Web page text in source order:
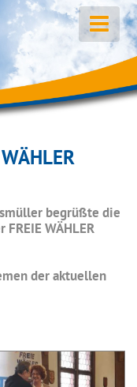
begrüßte die
WÄHLER
der aktuellen